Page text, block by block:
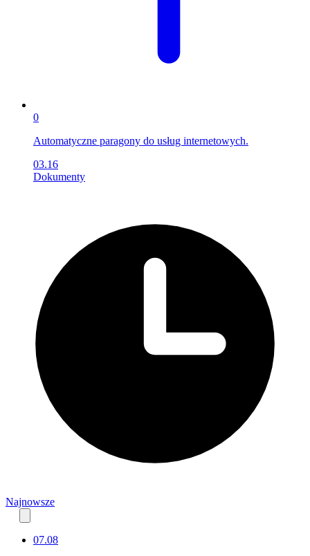
0
Automatyczne paragony do usług internetowych.
03.16
Dokumenty
Najnowsze
07.08